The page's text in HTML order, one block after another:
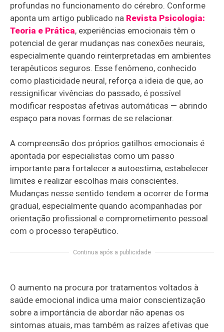
profundas no funcionamento do cérebro. Conforme
aponta um artigo publicado na Revista Psicologia:
Teoria e Prática, experiências emocionais têm o
potencial de gerar mudanças nas conexões neurais,
especialmente quando reinterpretadas em ambientes
terapêuticos seguros. Esse fenômeno, conhecido
como plasticidade neural, reforça a ideia de que, ao
ressignificar vivências do passado, é possível
modificar respostas afetivas automáticas — abrindo
espaço para novas formas de se relacionar.
A compreensão dos próprios gatilhos emocionais é
apontada por especialistas como um passo
importante para fortalecer a autoestima, estabelecer
limites e realizar escolhas mais conscientes.
Mudanças nesse sentido tendem a ocorrer de forma
gradual, especialmente quando acompanhadas por
orientação profissional e comprometimento pessoal
com o processo terapêutico.
Continua após a publicidade
O aumento na procura por tratamentos voltados à
saúde emocional indica uma maior conscientização
sobre a importância de abordar não apenas os
sintomas atuais, mas também as raízes afetivas que